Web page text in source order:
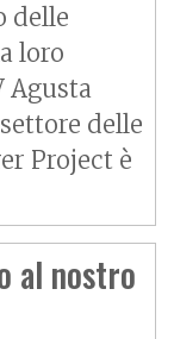
delle
loro
Agusta
delle
Project è
al nostro